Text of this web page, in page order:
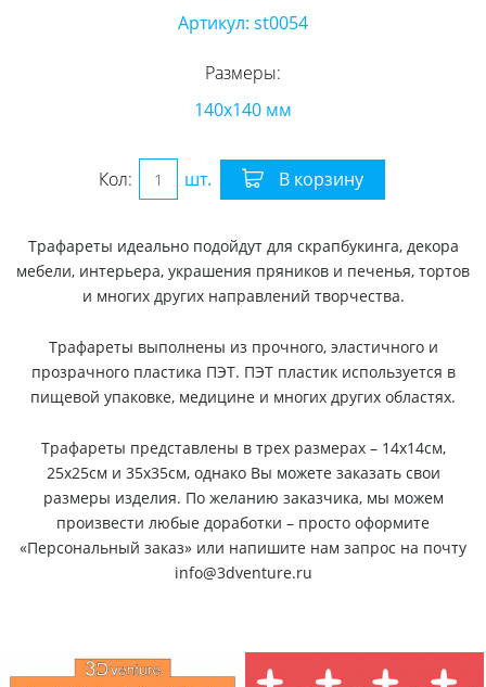
Артикул: st0054
Размеры:
140х140 мм
Кол: шт. В корзину
Трафареты идеально подойдут для скрапбукинга, декора
мебели, интерьера, украшения пряников и печенья, тортов
и многих других направлений творчества.
Трафареты выполнены из прочного, эластичного и
прозрачного пластика ПЭТ. ПЭТ пластик используется в
пищевой упаковке, медицине и многих других областях.
Трафареты представлены в трех размерах – 14х14см,
25х25см и 35х35см, однако Вы можете заказать свои
размеры изделия. По желанию заказчика, мы можем
произвести любые доработки – просто оформите
«Персональный заказ» или напишите нам запрос на почту
info@3dventure.ru